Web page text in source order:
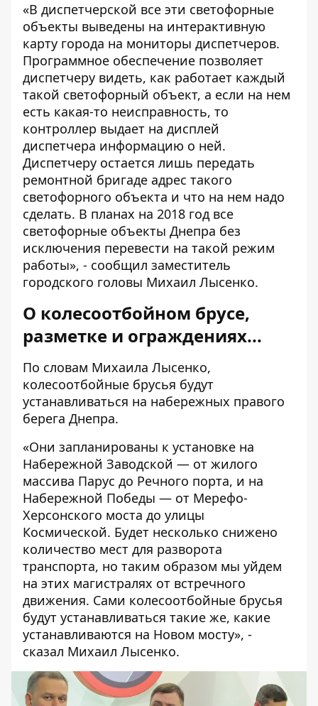
«В диспетчерской все эти светофорные
объекты выведены на интерактивную
карту города на мониторы диспетчеров.
Программное обеспечение позволяет
диспетчеру видеть, как работает каждый
такой светофорный объект, а если на нем
есть какая-то неисправность, то
контроллер выдает на дисплей
диспетчера информацию о ней.
Диспетчеру остается лишь передать
ремонтной бригаде адрес такого
светофорного объекта и что на нем надо
сделать. В планах на 2018 год все
светофорные объекты Днепра без
исключения перевести на такой режим
работы», - сообщил заместитель
городского головы Михаил Лысенко.
О колесоотбойном брусе,
разметке и ограждениях...
По словам Михаила Лысенко,
колесоотбойные брусья будут
устанавливаться на набережных правого
берега Днепра.
«Они запланированы к установке на
Набережной Заводской — от жилого
массива Парус до Речного порта, и на
Набережной Победы — от Мерефо-
Херсонского моста до улицы
Космической. Будет несколько снижено
количество мест для разворота
транспорта, но таким образом мы уйдем
на этих магистралях от встречного
движения. Сами колесоотбойные брусья
будут устанавливаться такие же, какие
устанавливаются на Новом мосту», -
сказал Михаил Лысенко.